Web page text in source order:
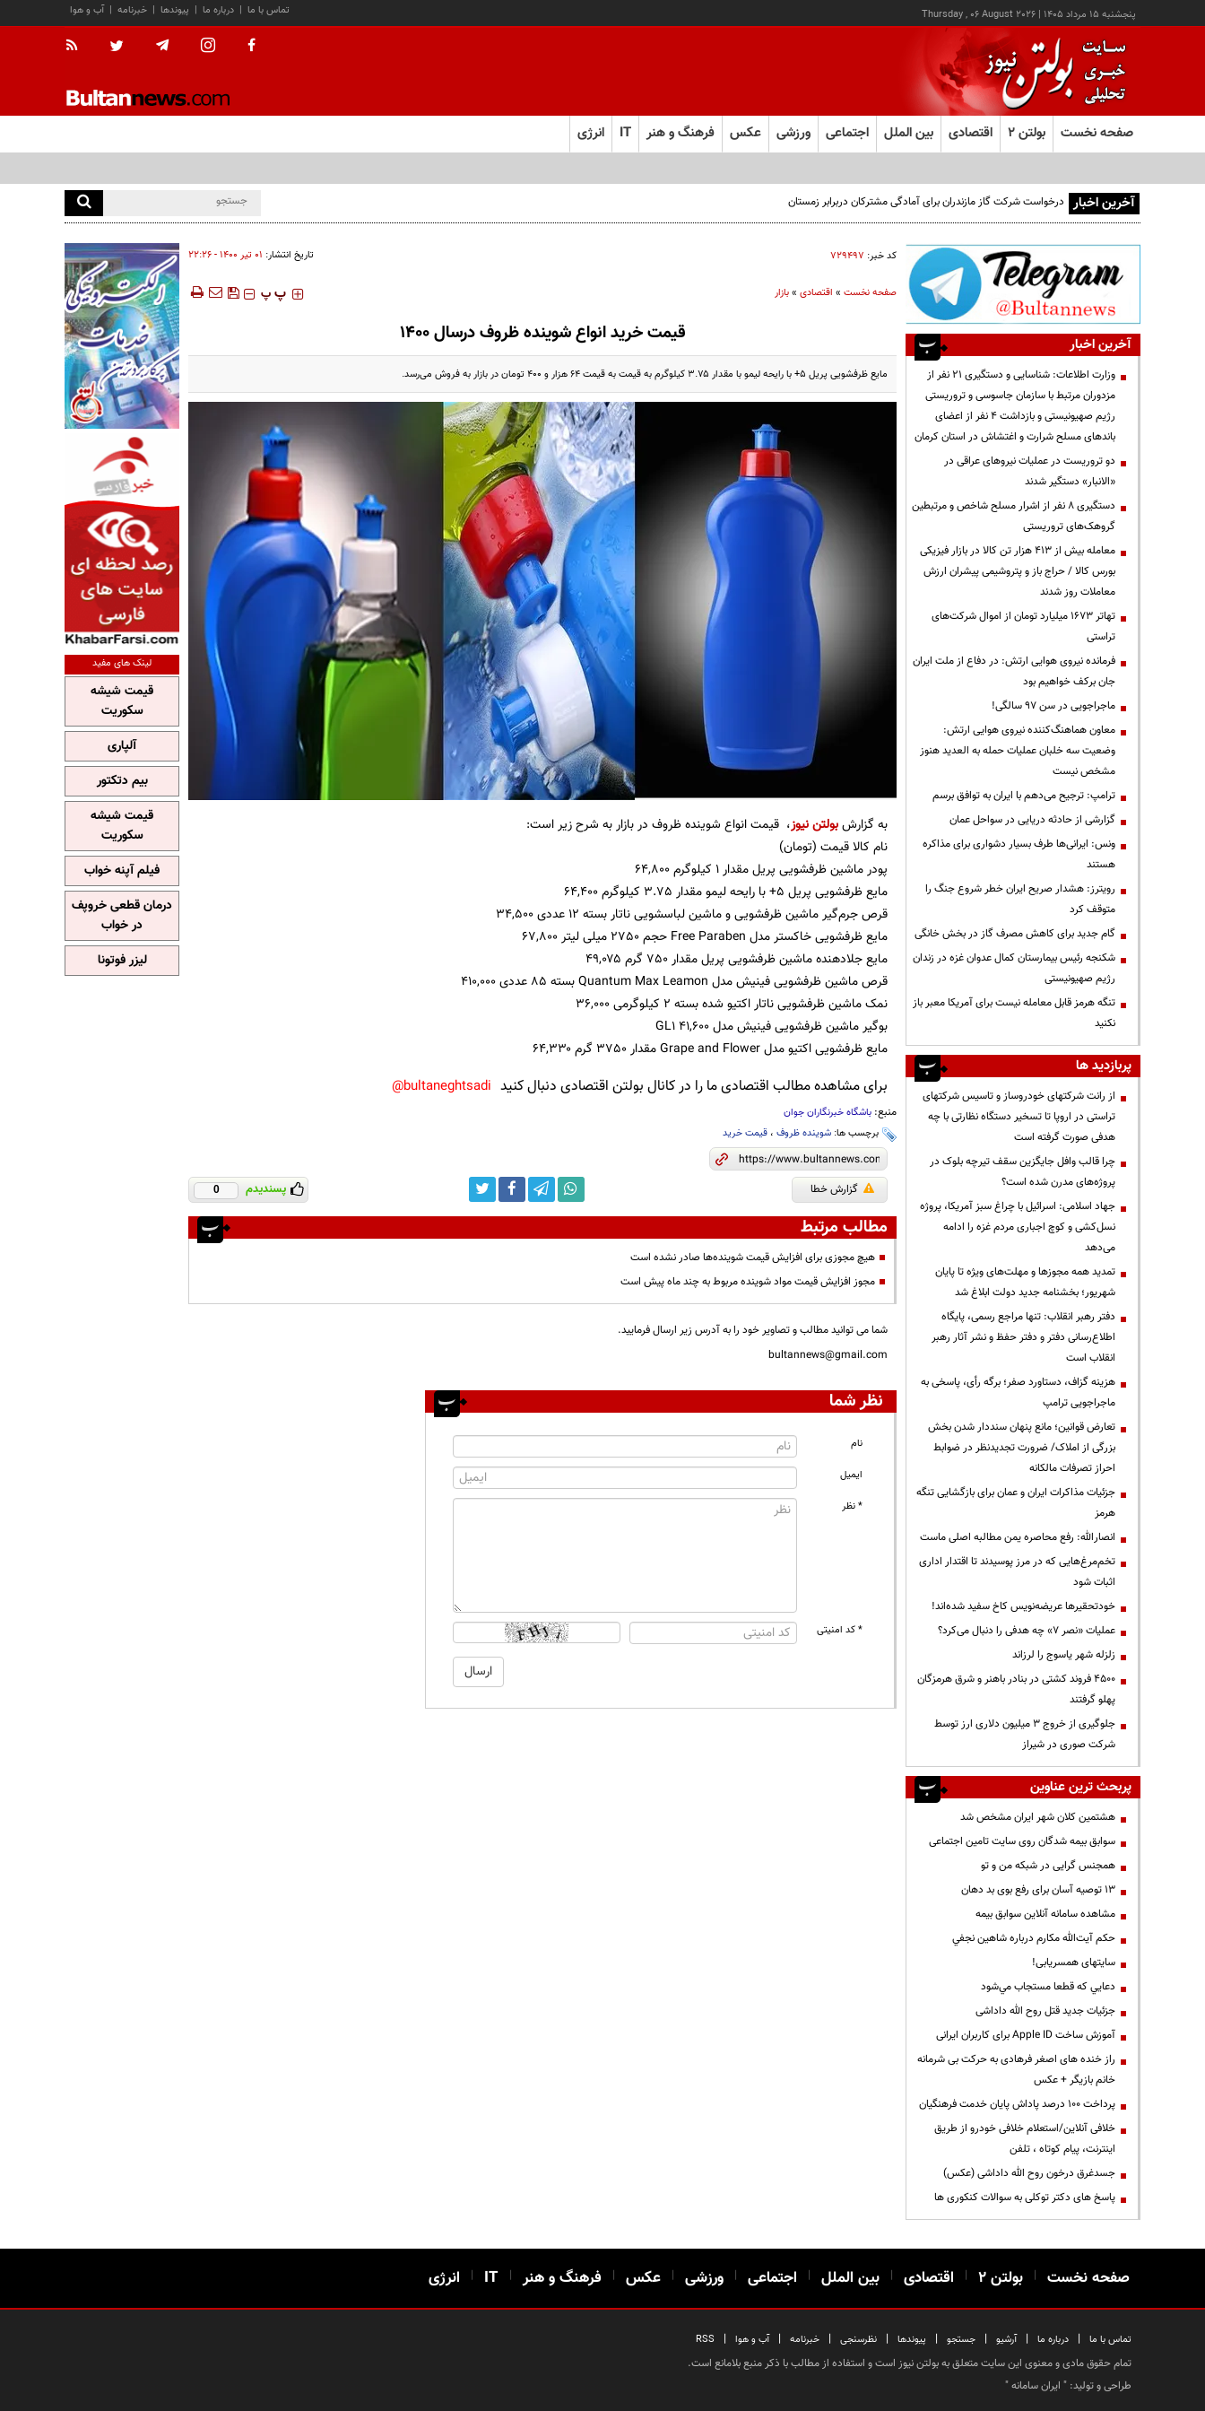
پنجشنبه ۱۵ مرداد ۱۴۰۵ |
Thursday , 06 August 2026 آب و هوا | خبرنامه | پیوندها | درباره ما | تماس با ما
صفحه نخست بولتن ۲ اقتصادی بین الملل اجتماعی ورزشی عکس فرهنگ و هنر IT انرژی
آخرین اخبار درخواست شرکت گاز مازندران برای آمادگی مشترکان دربرابر زمستان
کد خبر: ۷۲۹۴۹۷ تاریخ انتشار: ۰۱ تير ۱۴۰۰ - ۲۲:۲۶
صفحه نخست» اقتصادی»بازار ‍‍‍ پ پ
قیمت خرید انواع شوینده ظروف درسال 1400
مایع ظرفشویی پریل ۵+ با رایحه لیمو با مقدار ۳.۷۵ کیلوگرم به قیمت به قیمت ۶۴ هزار و ۴۰۰ تومان در بازار به فروش می‌رسد.
به گزارشبولتن نیوز، قیمت انواع شوینده ظروف در بازار به شرح زیر است:
نام کالا قیمت (تومان)
پودر ماشین ظرفشویی پریل مقدار 1 کیلوگرم ۶۴,۸۰۰
مایع ظرفشویی پریل 5+ با رایحه لیمو مقدار 3.75 کیلوگرم ۶۴,۴۰۰
قرص جرم‌گیر ماشین‌ ظرفشویی و ماشین‌ لباسشویی ناتار بسته 12 عددی ۳۴,۵۰۰
مایع ظرفشویی خاکستر مدل Free Paraben حجم 2750 میلی لیتر ۶۷,۸۰۰
مایع جلادهنده ماشین ظرفشویی پریل مقدار 750 گرم ۴۹,۰۷۵
قرص ماشین ظرفشویی فینیش مدل Quantum Max Leamon بسته 85 عددی ۴۱۰,۰۰۰
نمک ماشین ظرفشویی ناتار اکتیو شده بسته 2 کیلوگرمی ۳۶,۰۰۰
بوگیر ماشین ظرفشویی فینیش مدل GL1 ۴۱,۶۰۰
مایع ظرفشویی اکتیو مدل Grape and Flower مقدار 3750 گرم ۶۴,۳۳۰
برای مشاهده مطالب اقتصادی ما را در کانال بولتن اقتصادی دنبال کنید bultaneghtsadi@
منبع: باشگاه خبرنگاران جوان
برچسب ها: شوینده ظروف، قیمت خرید
گزارش خطا پسندیدم 0
مطالب مرتبط
هیچ مجوزی برای افزایش قیمت شوینده‌ها صادر نشده است
مجوز افزایش قیمت مواد شوینده مربوط به چند ماه پیش است
شما می توانید مطالب و تصاویر خود را به آدرس زیر ارسال فرمایید.
bultannews@gmail.com
نظر شما
نام
ایمیل
* نظر
* کد امنیتی
آخرین اخبار
وزارت اطلاعات: شناسایی و دستگیری ۲۱ نفر از
مزدوران مرتبط با سازمان جاسوسی و تروریستی
رژیم صهیونیستی و بازداشت ۴ نفر از اعضای
باندهای مسلح شرارت و اغتشاش در استان کرمان
دو تروریست در عملیات نیروهای عراقی در
«الانبار» دستگیر شدند
دستگیری ۸ نفر از اشرار مسلح شاخص و مرتبطین
گروهک‌های تروریستی
معامله بیش از ۴۱۳ هزار تن کالا در بازار فیزیکی
بورس کالا / حراج باز و پتروشیمی پیشران ارزش
معاملات روز شدند
تهاتر ۱۶۷۳ میلیارد تومان از اموال شرکت‌های
تراستی
فرمانده نیروی هوایی ارتش: در دفاع از ملت ایران
جان برکف خواهیم بود
ماجراجویی در سن ۹۷ سالگی!
معاون هماهنگ‌کننده نیروی هوایی ارتش:
وضعیت سه خلبان عملیات حمله به العدید هنوز
مشخص نیست
ترامپ: ترجیح می‌دهم با ایران به توافق برسم
گزارشی از حادثه دریایی در سواحل عمان
ونس: ایرانی‌ها طرف بسیار دشواری برای مذاکره
هستند
رویترز: هشدار صریح ایران خطر شروع جنگ را
متوقف کرد
گام جدید برای کاهش مصرف گاز در بخش خانگی
شکنجه رئیس بیمارستان کمال عدوان غزه در زندان
رژیم صهیونیستی
تنگه هرمز قابل معامله نیست برای آمریکا معبر باز
نکنید
پربازدید ها
از رانت‌ شرکتهای خودروساز و تاسیس شرکتهای
تراستی در اروپا تا تسخیر دستگاه نظارتی با چه
هدفی صورت گرفته است
چرا قالب وافل جایگزین سقف تیرچه بلوک در
پروژه‌های مدرن شده است؟
جهاد اسلامی: اسرائیل با چراغ سبز آمریکا، پروژه
نسل‌کشی و کوچ اجباری مردم غزه را ادامه
می‌دهد
تمدید همه مجوزها و مهلت‌های ویژه تا پایان
شهریور؛ بخشنامه جدید دولت ابلاغ شد
دفتر رهبر انقلاب: تنها مراجع رسمی، پایگاه
اطلاع‌رسانی دفتر و دفتر حفظ و نشر آثار رهبر
انقلاب است
هزینه گزاف، دستاورد صفر؛ برگه رأی، پاسخی به
ماجراجویی ترامپ
تعارض قوانین؛ مانع پنهان سنددار شدن بخش
بزرگی از املاک/ ضرورت تجدیدنظر در ضوابط
احراز تصرفات مالکانه
جزئیات مذاکرات ایران و عمان برای بازگشایی تنگه
هرمز
انصارالله: رفع محاصره یمن مطالبه اصلی ماست
تخم‌مرغ‌هایی که در مرز پوسیدند تا اقتدار اداری
اثبات شود
خودتحقیرها عریضه‌نویس کاخ سفید شده‌اند!
عملیات «نصر ۷» چه هدفی را دنبال می‌کرد؟
زلزله شهر یاسوج را لرزاند
۴۵۰۰ فروند کشتی در بنادر باهنر و شرق هرمزگان
پهلو گرفتند
جلوگیری از خروج ۳ میلیون دلاری ارز توسط
شرکت صوری در شیراز
پربحث ترین عناوین
هشتمین کلان شهر ایران مشخص شد
سوابق بیمه شدگان روی سایت تامین اجتماعی
همجنس گرایی در شبکه من و تو
13 توصیه آسان برای رفع بوی بد دهان
مشاهده سامانه آنلاين سوابق بیمه
حكم آيت‌الله مكارم درباره شاهين نجفي
سایتهای همسریابی!
دعايي كه قطعا مستجاب مي‌شود
جزئیات جدید قتل روح الله داداشی
آموزش ساخت Apple ID برای کاربران ایرانی
راز خنده های اصغر فرهادی به حرکت بی شرمانه
خانم بازیگر + عکس
پرداخت ۱۰۰ درصد پاداش پایان خدمت فرهنگیان
خلافی آنلاین/استعلام خلافی خودرو از طریق
اینترنت، پیام کوتاه ، تلفن
جسدغرق درخون روح الله داداشی (عکس)
پاسخ های دکتر توکلی به سوالات کنکوری ها
لینک های مفید
قیمت شیشه
سکوریت
آلپاری
بیم دتکتور
قیمت شیشه
سکوریت
فیلم آپنه خواب
درمان قطعی خروپف
در خواب
لیزر فوتونا
صفحه نخست | بولتن ۲ | اقتصادی | بین الملل | اجتماعی | ورزشی | عکس | فرهنگ و هنر |
IT
| انرژی
تماس با ما | درباره ما | آرشیو | جستجو | پیوندها | نظرسنجی | خبرنامه | آب و هوا |
RSS
تمام حقوق مادی و معنوی این سایت متعلق به بولتن نیوز است و استفاده از مطالب با ذکر منبع بلامانع است.
طراحی و تولید: " ایران سامانه"